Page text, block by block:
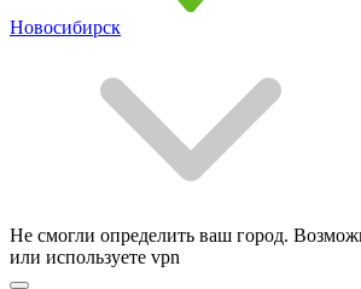
Новосибирск
Не смогли определить ваш город.
или используете vpn